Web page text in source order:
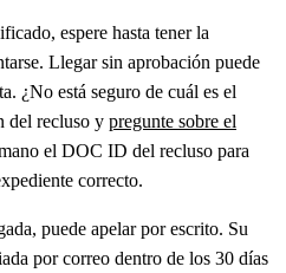
espere hasta tener la
Llegar sin aprobación puede
¿No está seguro de cuál es el
del recluso y pregunte sobre el
el DOC ID del recluso para
correcto.
puede apelar por escrito. Su
por correo dentro de los 30 días